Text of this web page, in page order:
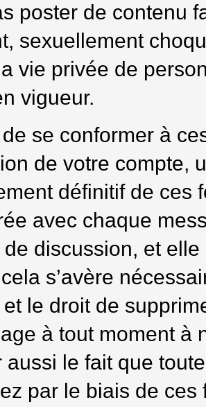
poster de contenu
sexuellement
vie privée de
vigueur.
se conformer à
de votre compte,
définitif de ces
avec chaque
discussion, et
s’avère
et le droit de
à tout moment à
aussi le fait que
par le biais de